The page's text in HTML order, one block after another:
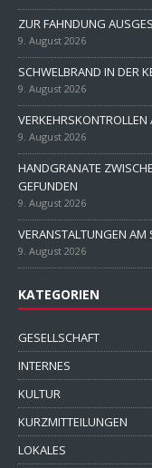
ZUR FAHNDUNG
9. August 2026
SCHWELBRAND IN DER
9. August 2026
9. August 2026
HANDGRANATE
GEFUNDEN
9. August 2026
VERANSTALTUNGEN AM
9. August 2026
KATEGORIEN
GESELLSCHAFT
INTERNES
KULTUR
KURZMITTEILUNGEN
LOKALES